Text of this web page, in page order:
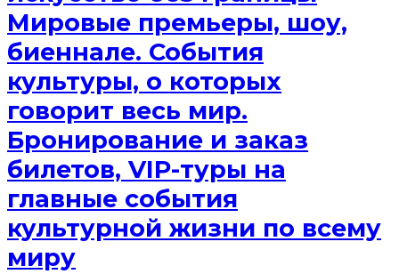
Мировые премьеры, шоу,
биеннале. События
культуры, о которых
говорит весь мир.
Бронирование и заказ
билетов, VIP-туры на
главные события
культурной жизни по всему
миру